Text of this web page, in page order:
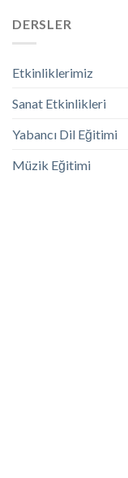
DERSLER
Etkinliklerimiz
Sanat Etkinlikleri
Yabancı Dil Eğitimi
Müzik Eğitimi